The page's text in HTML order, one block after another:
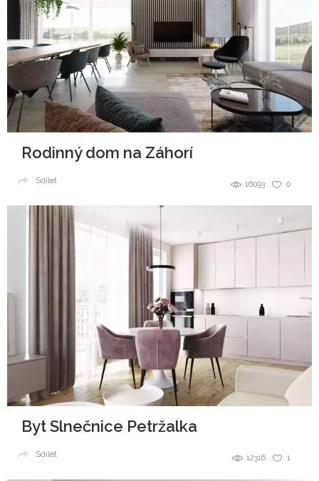
Rodinný dom na Záhorí
0
16093
Sdílet
Byt Slnečnice Petržalka
1
12316
Sdílet